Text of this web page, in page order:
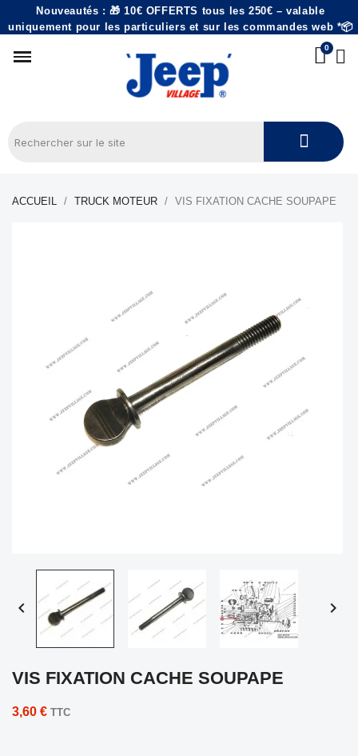
Nouveautés : 🎁 10€ OFFERTS tous les 250€ – valable
uniquement pour les particuliers et sur les commandes web *📦
ACCUEIL TRUCK MOTEUR VIS FIXATION CACHE SOUPAPE
 
VIS FIXATION CACHE SOUPAPE
3,60 € TTC